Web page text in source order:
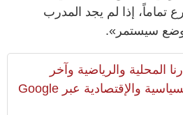
تماماً، إذا لم يجد المدرب
سيستمر».
المحلية والرياضية وآخر
المستجدات السياسية والإقتصادية عبر Google